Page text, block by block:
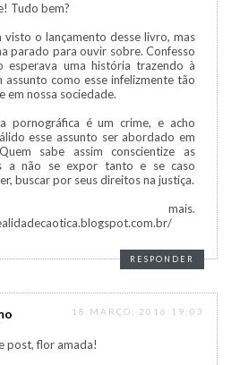
Tudo bem?
visto o lançamento desse livro, mas
parado para ouvir sobre. Confesso
esperava uma história trazendo à
assunto como esse infelizmente tão
em nossa sociedade.
pornográfica é um crime, e acho
esse assunto ser abordado em
sabe assim conscientize as
a não se expor tanto e se caso
buscar por seus direitos na justiça.
mais.
RESPONDER
18 MARÇO, 2016 19:03
post, flor amada!